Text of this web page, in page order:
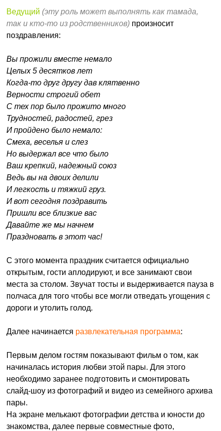
Ведущий (эту роль может выполнять как тамада,
так и кто-то из родственников) произносит
поздравления:
Вы прожили вместе немало
Целых 5 десятков лет
Когда-то друг другу дав клятвенно
Верности строгий обет
С тех пор было прожито много
Трудностей, радостей, грез
И пройдено было немало:
Смеха, веселья и слез
Но выдержал все что было
Ваш крепкий, надежный союз
Ведь вы на двоих делили
И легкость и тяжкий груз.
И вот сегодня поздравить
Пришли все близкие вас
Давайте же мы начнем
Праздновать в этот час!
С этого момента праздник считается официально
открытым, гости аплодируют, и все занимают свои
места за столом. Звучат тосты и выдерживается пауза в
полчаса для того чтобы все могли отведать угощения с
дороги и утолить голод.
Далее начинается развлекательная программа:
Первым делом гостям показывают фильм о том, как
начиналась история любви этой пары. Для этого
необходимо заранее подготовить и смонтировать
слайд-шоу из фотографий и видео из семейного архива
пары.
На экране мелькают фотографии детства и юности до
знакомства, далее первые совместные фото,